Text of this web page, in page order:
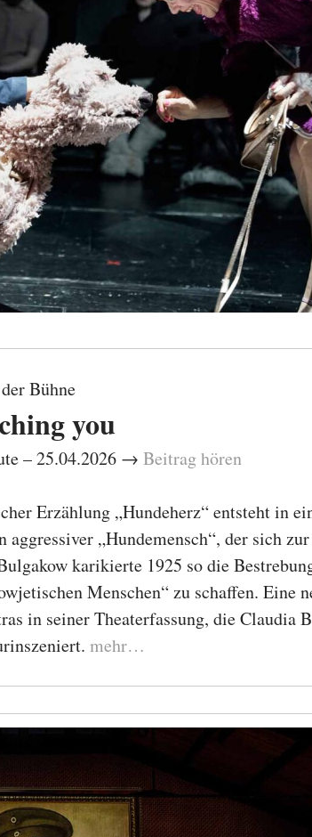
Bühne
you
– 25.04.2026 → Beitrag hören
Erzählung „Hundeherz“ entsteht in
„Hundemensch“, der sich
karikierte 1925 so die
Menschen“ zu schaffen. Eine
in seiner Theaterfassung, die Claudia
mehr…